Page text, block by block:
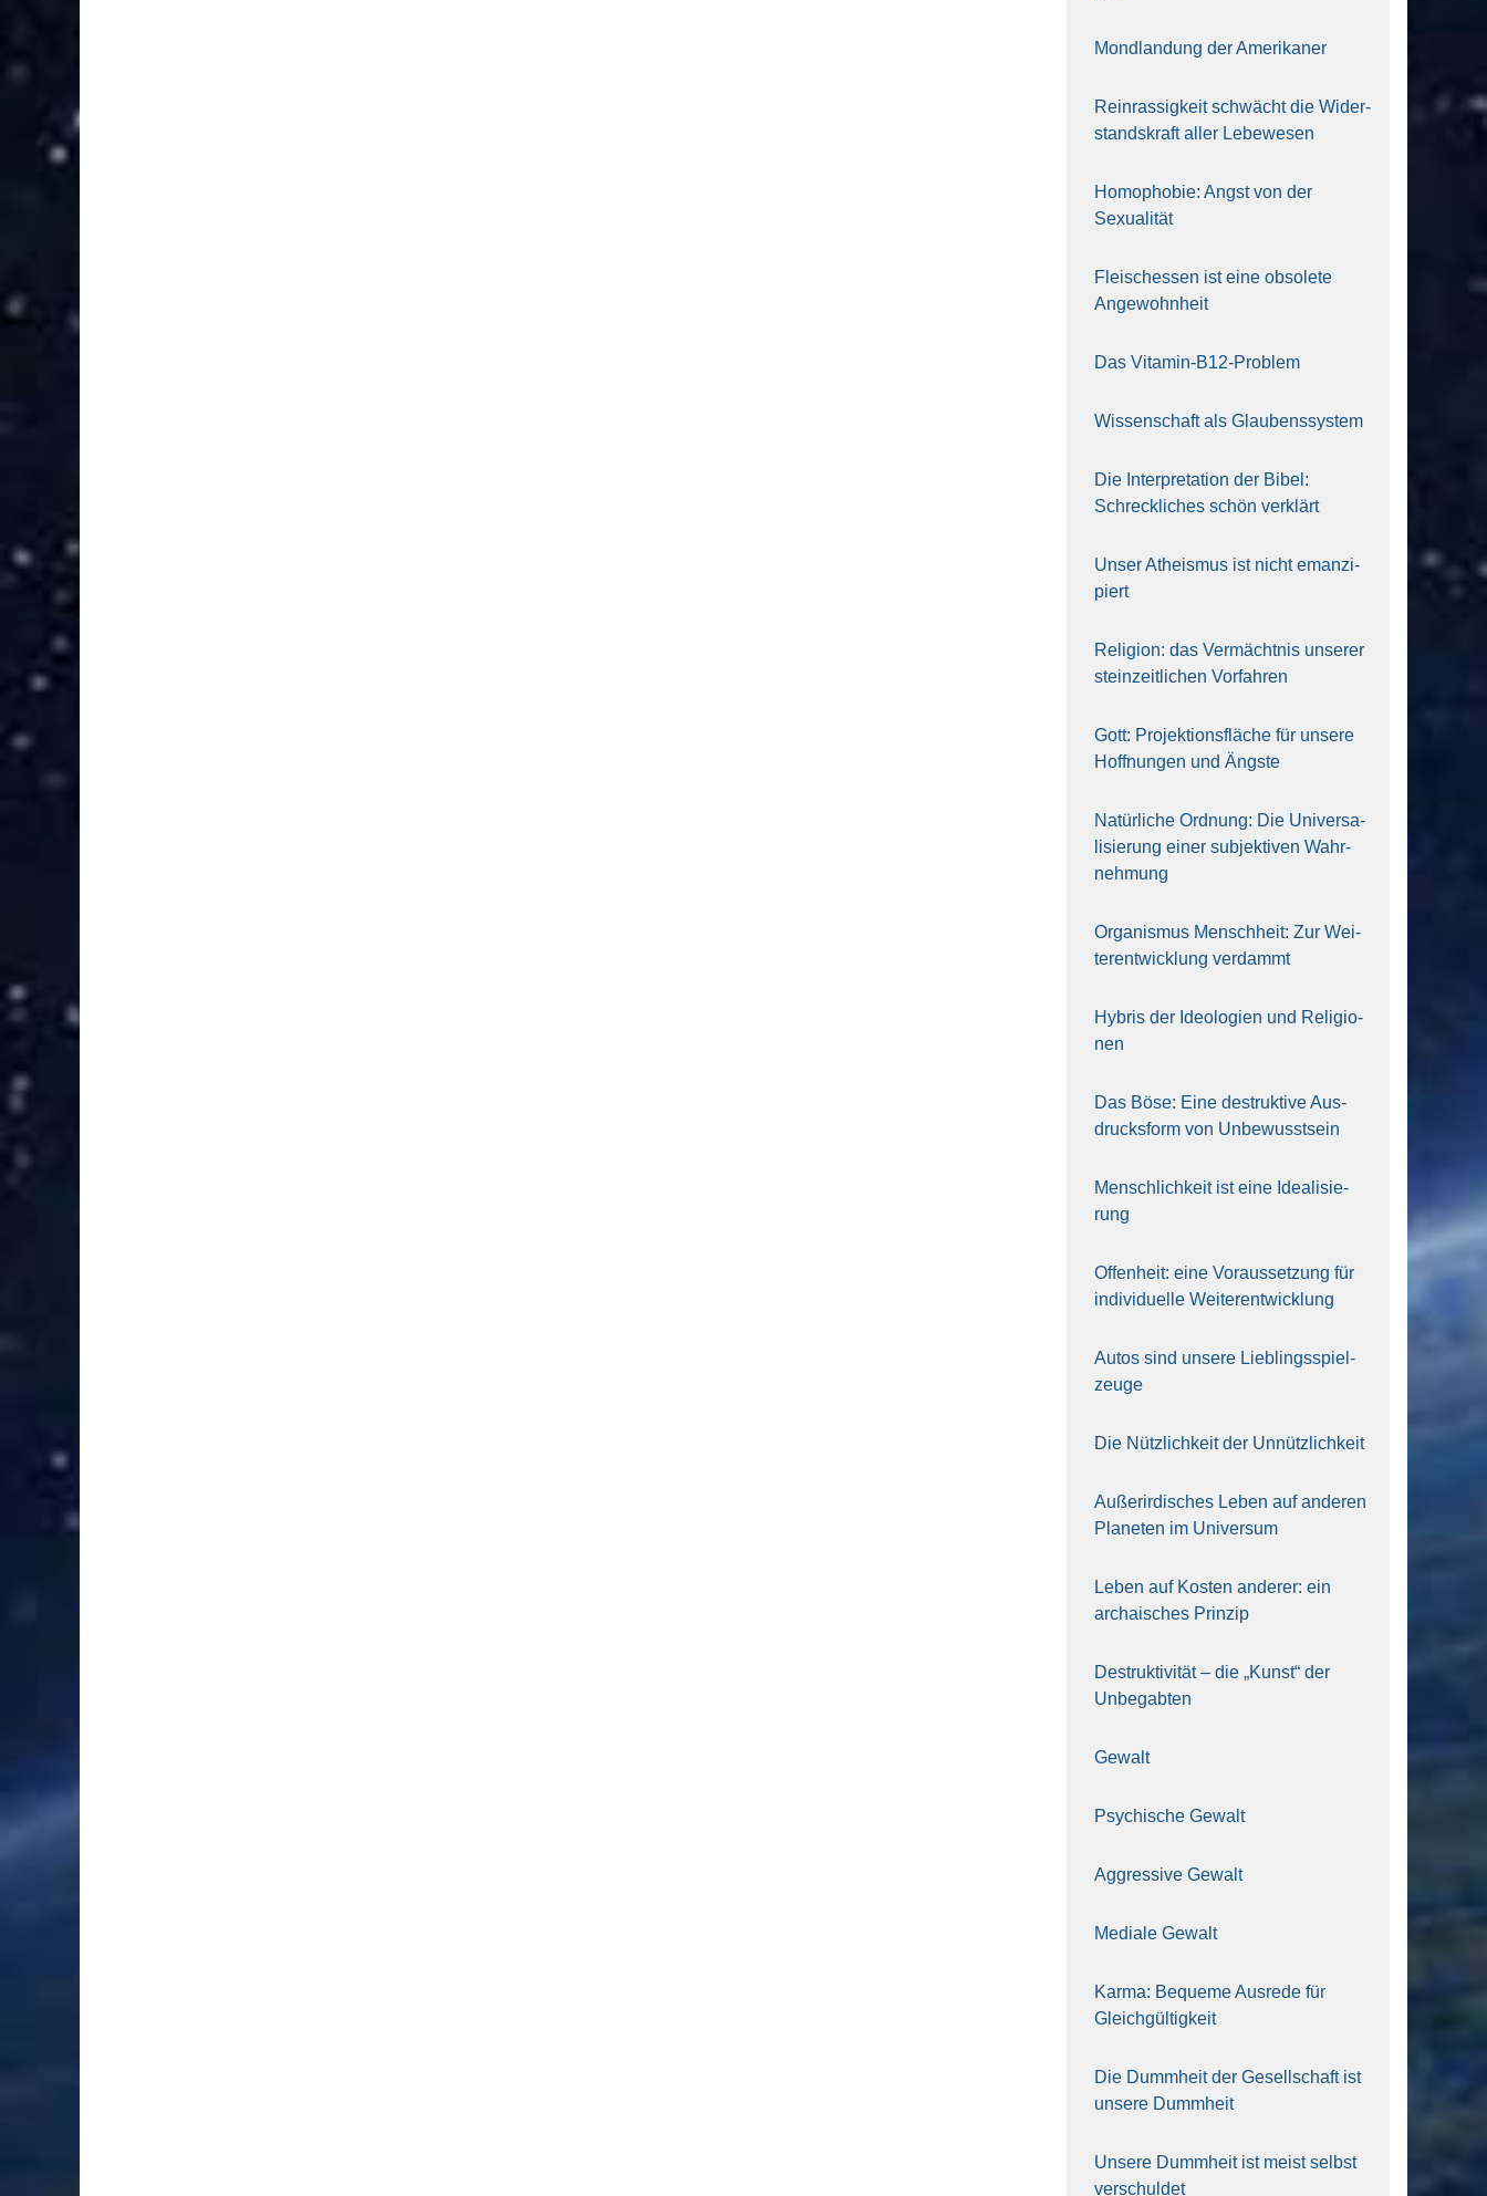
Mond­lan­dung der Ame­ri­ka­ner
Rein­ras­sig­keit schwächt die Wider­
stands­kraft aller Lebe­we­sen
Homo­pho­bie: Angst von der
Sexua­li­tät
Fleisch­essen ist eine obso­le­te
An‍ge‍wohn‍heit
Das Vit­amin-B12-Pro­blem
Wis­sen­schaft als Glau­bens­sys­tem
Die Inter­pre­ta­ti­on der Bibel:
Schreck­li­ches schön ver­klärt
Unser Athe­is­mus ist nicht eman­zi­
piert
Reli­gi­on: das Ver­mächt­nis unse­rer
stein­zeit­li­chen Vor­fah­ren
Gott: Pro­jek­ti­ons­flä­che für unse­re
Hoff­nun­gen und Ängs­te
Natür­li­che Ord­nung: Die Uni­ver­sa­
li­sie­rung einer sub­jek­ti­ven Wahr­
neh­mung
Orga­nis­mus Mensch­heit: Zur Wei­
ter­ent­wick­lung ver­dammt
Hybris der Ideo­lo­gien und Reli­gio­
nen
Das Böse: Eine destruk­ti­ve Aus­
drucks­form von Unbe­wusst­sein
Mensch­lich­keit ist eine Idea­li­sie­
rung
Offen­heit: eine Vor­aus­set­zung für
indi­vi­du­el­le Wei­ter­ent­wick­lung
Autos sind unse­re Lieb­lings­spiel­
zeu­ge
Die Nütz­lich­keit der Unnütz­lich­keit
Außer­ir­di­sches Leben auf ande­ren
Pla­ne­ten im Uni­ver­sum
Leben auf Kos­ten ande­rer: ein
archai­sches Prin­zip
Destruk­ti­vi­tät – die „Kunst“ der
Unbe­gab­ten
Gewalt
Psy­chi­sche Gewalt
Aggres­si­ve Gewalt
Media­le Gewalt
Kar­ma: Beque­me Aus­re­de für
Gleich­gül­tig­keit
Die Dumm­heit der Gesell­schaft ist
unse­re Dumm­heit
Unse­re Dumm­heit ist meist selbst
ver­schul­det